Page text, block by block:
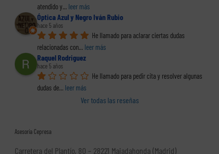
atendido y... leer más
Óptica Azul y Negro Iván Rubio
hace 5 años
He llamado para aclarar ciertas dudas
relacionadas con... leer más
Raquel Rodriguez
hace 5 años
He llamado para pedir cita y resolver algunas
dudas de... leer más
Ver todas las reseñas
Asesoría Cepresa
Carretera del Plantío, 80 – 28221 Majadahonda (Madrid)